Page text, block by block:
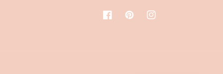
FacebookPinterestInstagram